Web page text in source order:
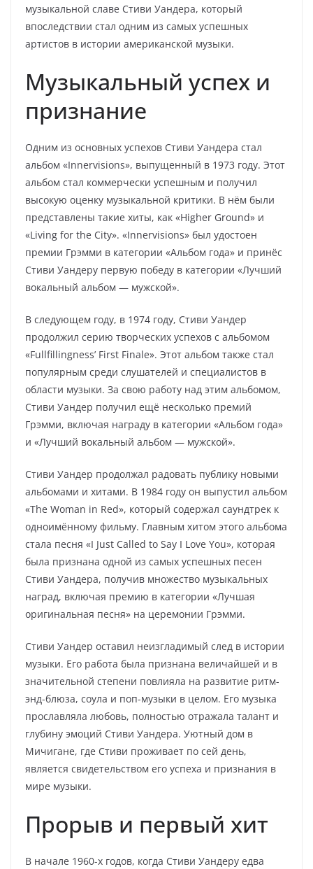
музыкальной славе Стиви Уандера, который
впоследствии стал одним из самых успешных
артистов в истории американской музыки.
Музыкальный успех и
признание
Одним из основных успехов Стиви Уандера стал
альбом «Innervisions», выпущенный в 1973 году. Этот
альбом стал коммерчески успешным и получил
высокую оценку музыкальной критики. В нём были
представлены такие хиты, как «Higher Ground» и
«Living for the City». «Innervisions» был удостоен
премии Грэмми в категории «Альбом года» и принёс
Стиви Уандеру первую победу в категории «Лучший
вокальный альбом — мужской».
В следующем году, в 1974 году, Стиви Уандер
продолжил серию творческих успехов с альбомом
«Fullfillingness’ First Finale». Этот альбом также стал
популярным среди слушателей и специалистов в
области музыки. За свою работу над этим альбомом,
Стиви Уандер получил ещё несколько премий
Грэмми, включая награду в категории «Альбом года»
и «Лучший вокальный альбом — мужской».
Стиви Уандер продолжал радовать публику новыми
альбомами и хитами. В 1984 году он выпустил альбом
«The Woman in Red», который содержал саундтрек к
одноимённому фильму. Главным хитом этого альбома
стала песня «I Just Called to Say I Love You», которая
была признана одной из самых успешных песен
Стиви Уандера, получив множество музыкальных
наград, включая премию в категории «Лучшая
оригинальная песня» на церемонии Грэмми.
Стиви Уандер оставил неизгладимый след в истории
музыки. Его работа была признана величайшей и в
значительной степени повлияла на развитие ритм-
энд-блюза, соула и поп-музыки в целом. Его музыка
прославляла любовь, полностью отражала талант и
глубину эмоций Стиви Уандера. Уютный дом в
Мичигане, где Стиви проживает по сей день,
является свидетельством его успеха и признания в
мире музыки.
Прорыв и первый хит
В начале 1960-х годов, когда Стиви Уандеру едва